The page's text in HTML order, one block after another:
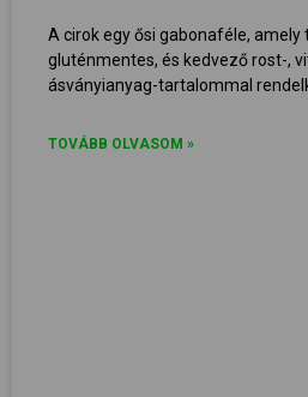
A cirok egy ősi gabonaféle,
gluténmentes, és kedvező rost-,
ásványianyag-tartalommal
TOVÁBB OLVASOM »